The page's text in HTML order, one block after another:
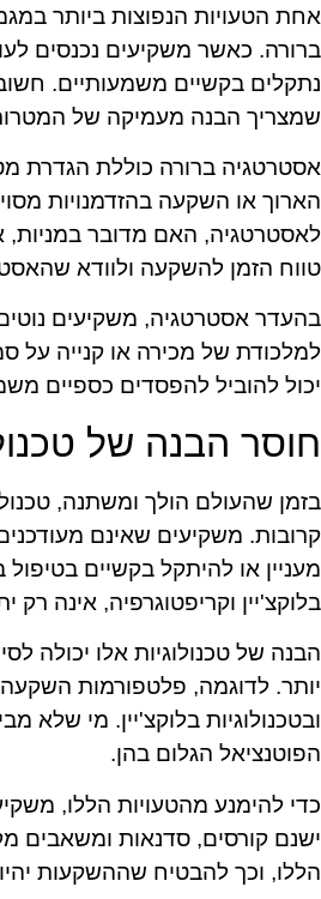
אחת הטעויות הנפוצות ביותר
ברורה. כאשר משקיעים נכנסים
נתקלים בקשיים משמעותיים.
שמצריך הבנה מעמיקה של
אסטרטגיה ברורה כוללת הגדרת
הארוך או השקעה בהזדמנויות
לאסטרטגיה, האם מדובר במניות,
טווח הזמן להשקעה ולוודא
בהעדר אסטרטגיה, משקיעים
למלכודת של מכירה או קנייה על
יכול להוביל להפסדים כספיים
חוסר הבנה של
בזמן שהעולם הולך ומשתנה,
קרובות. משקיעים שאינם
מעניין או להיתקל בקשיים
בלוקצ'יין וקריפטוגרפיה, אינה
הבנה של טכנולוגיות אלו יכולה
יותר. לדוגמה, פלטפורמות
ובטכנולוגיות בלוקצ'יין. מי שלא
הפוטנציאל הגלום בהן.
כדי להימנע מהטעויות הללו,
ישנם קורסים, סדנאות ומשאבים
הללו, וכך להבטיח שההשקעות